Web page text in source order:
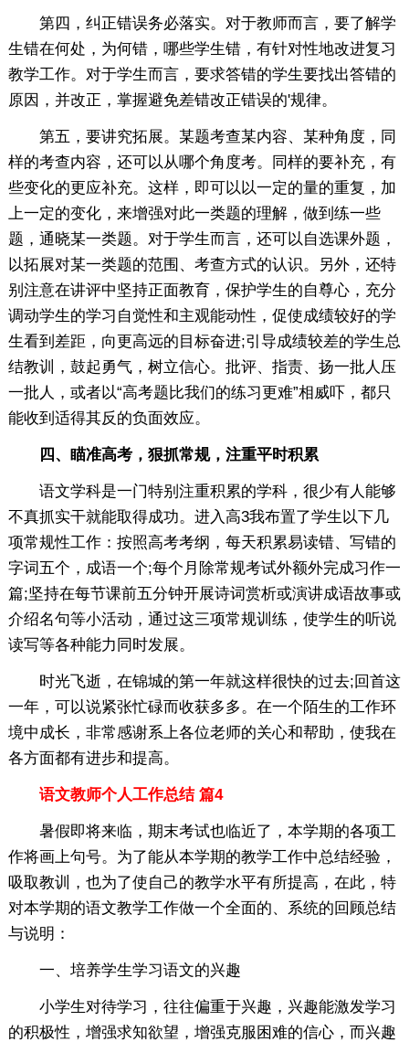
第四，纠正错误务必落实。对于教师而言，要了解学
生错在何处，为何错，哪些学生错，有针对性地改进复习
教学工作。对于学生而言，要求答错的学生要找出答错的
原因，并改正，掌握避免差错改正错误的'规律。
第五，要讲究拓展。某题考查某内容、某种角度，同
样的考查内容，还可以从哪个角度考。同样的要补充，有
些变化的更应补充。这样，即可以以一定的量的重复，加
上一定的变化，来增强对此一类题的理解，做到练一些
题，通晓某一类题。对于学生而言，还可以自选课外题，
以拓展对某一类题的范围、考查方式的认识。另外，还特
别注意在讲评中坚持正面教育，保护学生的自尊心，充分
调动学生的学习自觉性和主观能动性，促使成绩较好的学
生看到差距，向更高远的目标奋进;引导成绩较差的学生总
结教训，鼓起勇气，树立信心。批评、指责、扬一批人压
一批人，或者以“高考题比我们的练习更难”相威吓，都只
能收到适得其反的负面效应。
四、瞄准高考，狠抓常规，注重平时积累
语文学科是一门特别注重积累的学科，很少有人能够
不真抓实干就能取得成功。进入高3我布置了学生以下几
项常规性工作：按照高考考纲，每天积累易读错、写错的
字词五个，成语一个;每个月除常规考试外额外完成习作一
篇;坚持在每节课前五分钟开展诗词赏析或演讲成语故事或
介绍名句等小活动，通过这三项常规训练，使学生的听说
读写等各种能力同时发展。
时光飞逝，在锦城的第一年就这样很快的过去;回首这
一年，可以说紧张忙碌而收获多多。在一个陌生的工作环
境中成长，非常感谢系上各位老师的关心和帮助，使我在
各方面都有进步和提高。
语文教师个人工作总结 篇4
暑假即将来临，期末考试也临近了，本学期的各项工
作将画上句号。为了能从本学期的教学工作中总结经验，
吸取教训，也为了使自己的教学水平有所提高，在此，特
对本学期的语文教学工作做一个全面的、系统的回顾总结
与说明：
一、培养学生学习语文的兴趣
小学生对待学习，往往偏重于兴趣，兴趣能激发学习
的积极性，增强求知欲望，增强克服困难的信心，而兴趣